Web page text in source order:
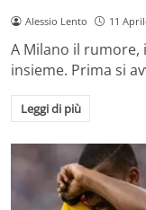
Alessio Lento 11
A Milano il
insieme. Prima si
Leggi di più